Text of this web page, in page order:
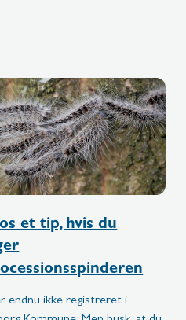
et tip, hvis du
endnu ikke registreret i